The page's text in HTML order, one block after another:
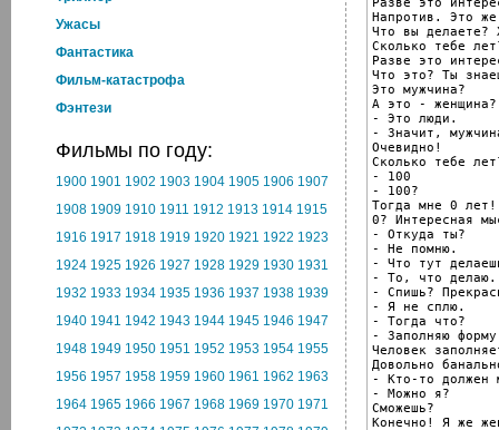
Ужасы
Фантастика
Фильм-катастрофа
Фэнтези
Фильмы по году:
1900 1901 1902 1903 1904 1905 1906 1907
1908 1909 1910 1911 1912 1913 1914 1915
1916 1917 1918 1919 1920 1921 1922 1923
1924 1925 1926 1927 1928 1929 1930 1931
1932 1933 1934 1935 1936 1937 1938 1939
1940 1941 1942 1943 1944 1945 1946 1947
1948 1949 1950 1951 1952 1953 1954 1955
1956 1957 1958 1959 1960 1961 1962 1963
1964 1965 1966 1967 1968 1969 1970 1971
Напротив. Это
Что вы делаете?
Сколько тебе
Разве это
Что это? Ты
Это мужчина?
А это - женщина?
- Это люди.
- Значит,
Очевидно!
Сколько тебе
- 100
- 100?
Тогда мне 0 лет!
0? Интересная
- Откуда ты?
- Не помню.
- Что тут
- То, что делаю.
- Спишь?
- Я не сплю.
- Тогда что?
- Заполняю
Человек
Довольно
- Кто-то должен
- Можно я?
Сможешь?
Конечно! Я же